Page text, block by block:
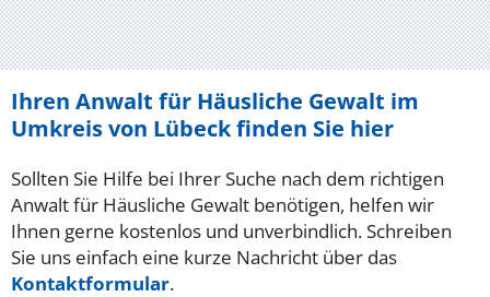
Ihren Anwalt für Häusliche Gewalt im
Umkreis von Lübeck finden Sie hier
Sollten Sie Hilfe bei Ihrer Suche nach dem richtigen
Anwalt für Häusliche Gewalt benötigen, helfen wir
Ihnen gerne kostenlos und unverbindlich. Schreiben
Sie uns einfach eine kurze Nachricht über das
Kontaktformular.